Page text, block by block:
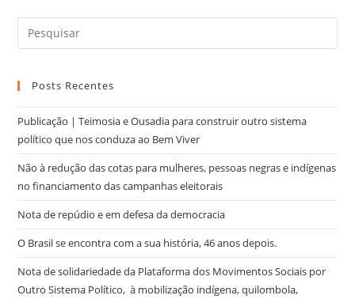
Posts Recentes
Publicação | Teimosia e Ousadia para construir outro sistema
político que nos conduza ao Bem Viver
Não à redução das cotas para mulheres, pessoas negras e indígenas
no financiamento das campanhas eleitorais
Nota de repúdio e em defesa da democracia
O Brasil se encontra com a sua história, 46 anos depois.
Nota de solidariedade da Plataforma dos Movimentos Sociais por
Outro Sistema Político, à mobilização indígena, quilombola,